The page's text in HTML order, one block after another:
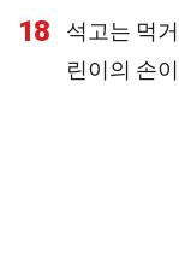
18
석고는 먹
린이의 손